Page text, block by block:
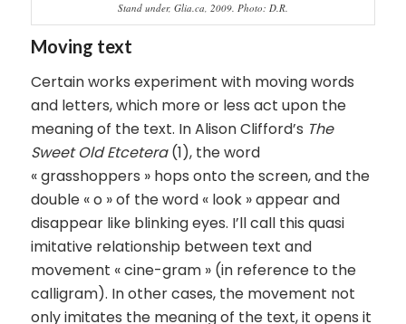
Stand under, Glia.ca, 2009. Photo: D.R.
Moving text
Certain works experiment with moving words
and letters, which more or less act upon the
meaning of the text. In Alison Clifford’s The
Sweet Old Etcetera(1), the word
« grasshoppers » hops onto the screen, and the
double « o » of the word « look » appear and
disappear like blinking eyes. I’ll call this quasi
imitative relationship between text and
movement « cine-gram » (in reference to the
calligram). In other cases, the movement not
only imitates the meaning of the text, it opens it